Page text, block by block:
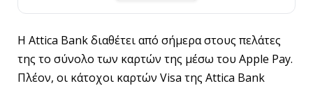
H Attica Bank διαθέτει από σήμερα στους πελάτες
της το σύνολο των καρτών της μέσω του Apple Pay.
Πλέον, οι κάτοχοι καρτών Visa της Attica Bank